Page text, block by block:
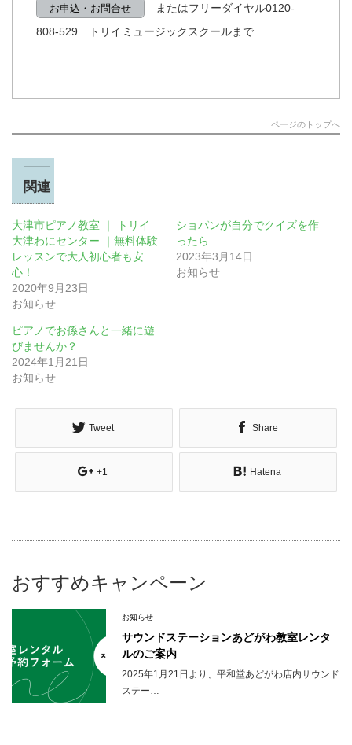
お申込・お問合せ
またはフリーダイヤル0120-
808-529 トリイミュージックスクールまで
ページのトップへ
関連
大津市ピアノ教室 ｜ トリイ
大津わにセンター ｜無料体験
レッスンで大人初心者も安
心！
2020年9月23日
お知らせ
ショパンが自分でクイズを作
ったら
2023年3月14日
お知らせ
ピアノでお孫さんと一緒に遊
びませんか？
2024年1月21日
お知らせ
Tweet Share
+1 Hatena
おすすめキャンペーン
お知らせ
サウンドステーションあどがわ教室レンタ
ルのご案内
2025年1月21日より、平和堂あどがわ店内サウンド
ステー…